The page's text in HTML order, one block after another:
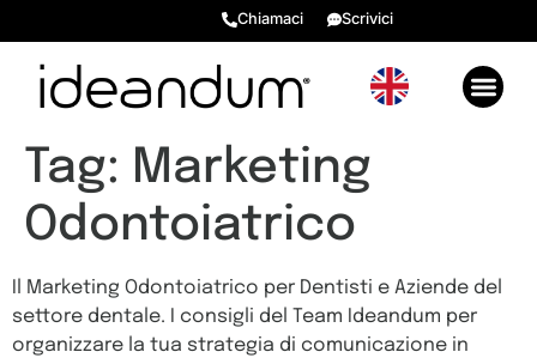
Chiamaci Scrivici
Tag: Marketing
Odontoiatrico
Il Marketing Odontoiatrico per Dentisti e Aziende del
settore dentale. I consigli del Team Ideandum per
organizzare la tua strategia di comunicazione in